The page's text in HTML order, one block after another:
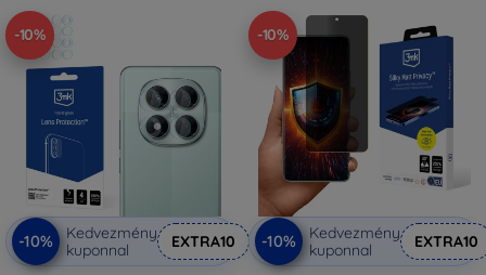
-10%
-10%
Kedvezmény
kuponnal
EXTRA10
-10%
-10%
Kedvezmény
kuponnal
EXTRA10